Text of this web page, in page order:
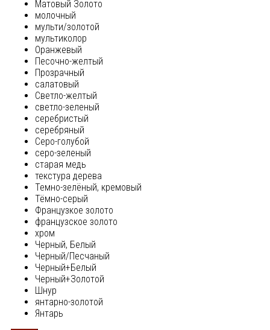
Матовый Золото
молочный
мульти/золотой
мультиколор
Оранжевый
Песочно-желтый
Прозрачный
салатовый
Светло-желтый
светло-зеленый
серебристый
серебряный
Серо-голубой
серо-зеленый
старая медь
текстура дерева
Темно-зелёный, кремовый
Тёмно-серый
Французкое золото
французское золото
хром
Черный, Белый
Черный/Песчаный
Черный+Белый
Черный+Золотой
Шнур
янтарно-золотой
Янтарь